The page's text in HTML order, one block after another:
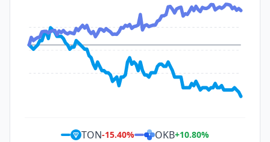
TON-15.40% OKB+10.80%